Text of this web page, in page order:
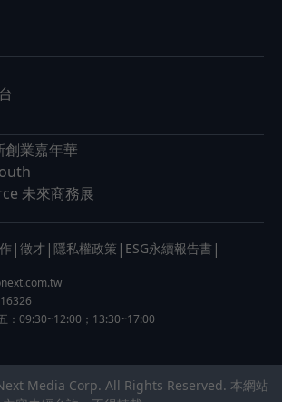
業嘉年華
未來商務展
| 徵才 | 隱私權政策 | ESG永續報告書 |
：09:30~12:00；13:30~17:00
Media Corp. All Rights Reserved. 本網站